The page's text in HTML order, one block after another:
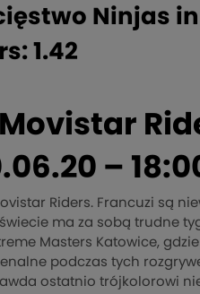
Ninjas
1.42
–
Riders. Francuzi są
ma za sobą trudne
Masters Katowice,
podczas tych
ostatnio trójkolorowi